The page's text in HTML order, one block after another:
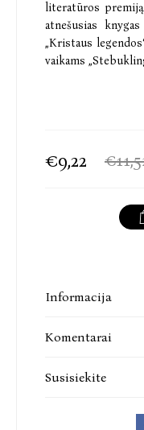
literatūros premiją
atnešusias
„Kristaus
vaikams
€9,22
Informacija
Komentarai
Susisiekite